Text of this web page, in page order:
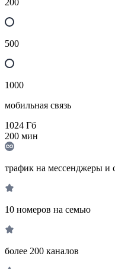
200
500
1000
мобильная связь
1024 Гб
200 мин
трафик на мессенджеры и
10 номеров на семью
более 200 каналов